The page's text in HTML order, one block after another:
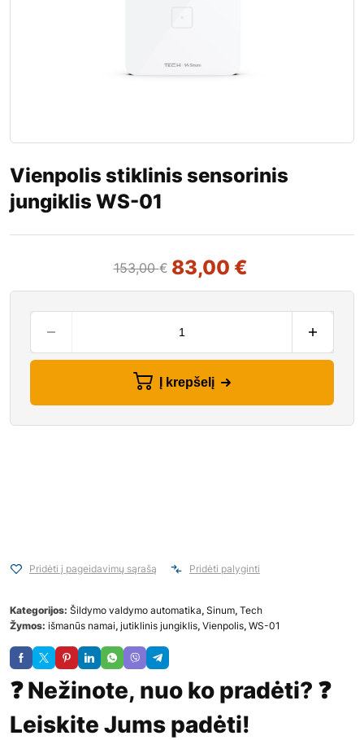
Vienpolis stiklinis sensorinis
jungiklis WS-01
153,00€ 83,00 €
Į krepšelį
Pridėti į pageidavimų sąrašą Pridėti palyginti
Kategorijos: Šildymo valdymo automatika, Sinum, Tech
Žymos: išmanūs namai, jutiklinis jungiklis, Vienpolis, WS-01
❓ Nežinote, nuo ko pradėti? ❓
Leiskite Jums padėti!